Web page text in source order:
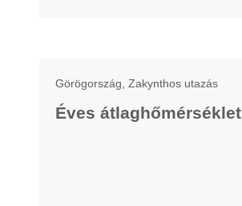
Görögország, Zakynthos utazás
Éves átlaghőmérséklet